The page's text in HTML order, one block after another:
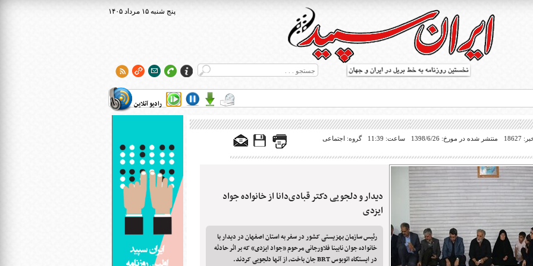
۱۴۰۵ پنج شنبه ۱۵ مرداد
رادیو آنلاین
بریل در جهان
منتشر شده در مورخ: 1398/6/26 ساعت: 11:39 گروه: اجتماعی
دیدار و دلجویی دکتر قبادی‌دانا از خانواده جواد
ایزدی
رئیس سازمان بهزیستی کشور در سفر به استان اصفهان در دیدار با
خانواده جوان نابینا فلاورجانی مرحوم «جواد ایزدی» که بر اثر حادثه
در ایستگاه اتوبوس BRT جان باخت، از آنها دلجویی کردند.